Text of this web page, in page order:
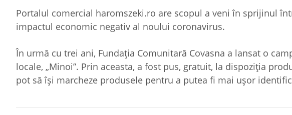
Portalul comercial haromszeki.ro are scopul a veni în sprijinul
impactul economic negativ al noului coronavirus.
În urmă cu trei ani, Fundația Comunitară Covasna a lansat o
locale, „Minoi”. Prin aceasta, a fost pus, gratuit, la dispoziția
pot să își marcheze produsele pentru a putea fi mai ușor